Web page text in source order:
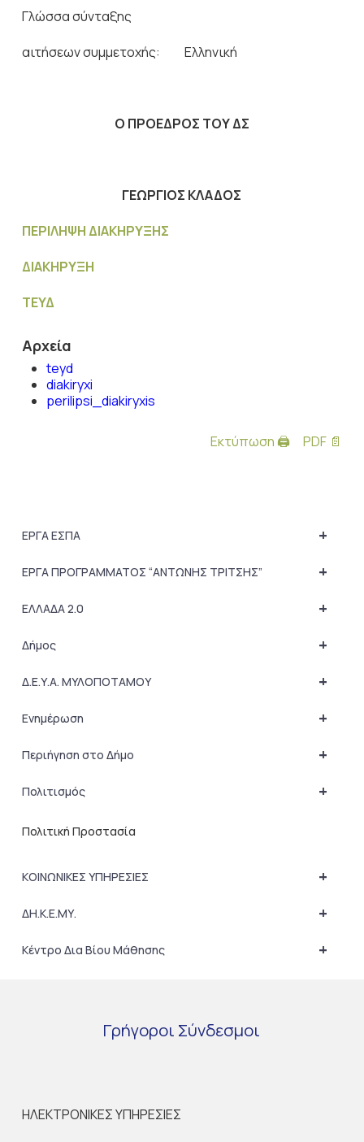
Γλώσσα σύνταξης
αιτήσεων συμμετοχής: Ελληνική
Ο ΠΡΟΕΔΡΟΣ ΤΟΥ ΔΣ
ΓΕΩΡΓΙΟΣ ΚΛΑΔΟΣ
ΠΕΡΙΛΗΨΗ ΔΙΑΚΗΡΥΞΗΣ
ΔΙΑΚΗΡΥΞΗ
ΤΕΥΔ
Αρχεία
teyd
diakiryxi
perilipsi_diakiryxis
Εκτύπωση 🖨 PDF 📄
+
ΕΡΓΑ ΕΣΠΑ
+
ΕΡΓΑ ΠΡΟΓΡΑΜΜΑΤΟΣ “ΑΝΤΩΝΗΣ ΤΡΙΤΣΗΣ”
+
ΕΛΛΑΔΑ 2.0
+
Δήμος
+
Δ.Ε.Υ.Α. ΜΥΛΟΠΟΤΑΜΟΥ
+
Ενημέρωση
+
Περιήγηση στο Δήμο
+
Πολιτισμός
Πολιτική Προστασία
+
ΚΟΙΝΩΝΙΚΕΣ ΥΠΗΡΕΣΙΕΣ
+
ΔΗ.Κ.Ε.ΜΥ.
+
Κέντρο Δια Βίου Μάθησης
Γρήγοροι Σύνδεσμοι
ΗΛΕΚΤΡΟΝΙΚΕΣ ΥΠΗΡΕΣΙΕΣ